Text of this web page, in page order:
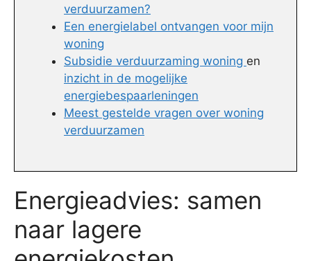
verduurzamen?
Een energielabel ontvangen voor mijn
woning
Subsidie verduurzaming woning en
inzicht in de mogelijke
energiebespaarleningen
Meest gestelde vragen over woning
verduurzamen
Energieadvies: samen
naar lagere